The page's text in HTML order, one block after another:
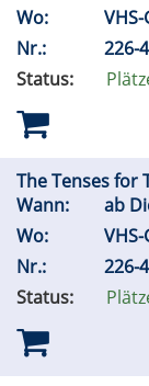
Wo:
Nr.:
226-
Status:
The Tenses for
Wann:
ab
Wo:
Nr.:
226-
Status: